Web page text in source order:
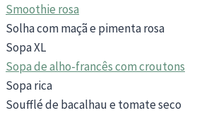
Smoothie rosa
Solha com maçã e pimenta rosa
Sopa XL
Sopa de alho-francês com croutons
Sopa rica
Soufflé de bacalhau e tomate seco